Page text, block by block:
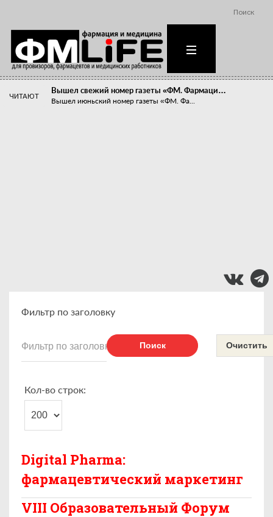
Поиск
ЧИТАЮТ
Вышел свежий номер газеты «ФМ. Фармаци…
Вышел июньский номер газеты «ФМ. Фа...
Фильтр по заголовку
Поиск Очистить
Кол-во строк:
Digital Pharma:
фармацевтический маркетинг
VIII Образовательный Форум